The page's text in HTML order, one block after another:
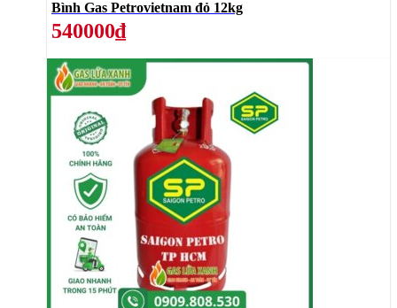
Bình Gas Petrovietnam đỏ 12kg
540000₫